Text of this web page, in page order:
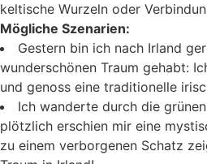
keltische Wurzeln oder
Mögliche Szenarien:
Gestern bin ich nach Irland
wunderschönen Traum gehabt:
und genoss eine traditionelle
Ich wanderte durch die
plötzlich erschien mir eine
zu einem verborgenen Schatz